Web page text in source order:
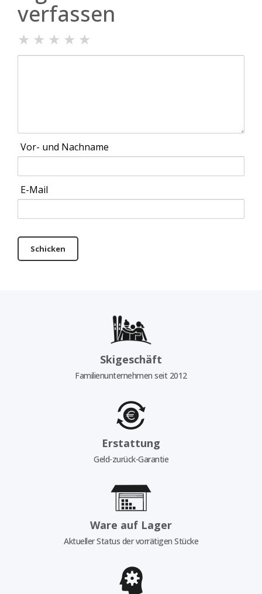
verfassen
★ ★ ★ ★ ★
Vor- und Nachname
E-Mail
Schicken
Skigeschäft
Familienunternehmen seit 2012
Erstattung
Geld-zurück-Garantie
Ware auf Lager
Aktueller Status der vorrätigen Stücke